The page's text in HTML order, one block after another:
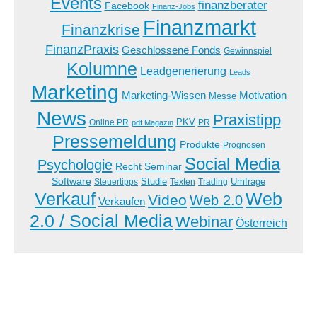
Facebook Finanz-Jobs finanzberater
Finanzkrise Finanzmarkt
FinanzPraxis Geschlossene Fonds Gewinnspiel
Kolumne Leadgenerierung Leads
Marketing Marketing-Wissen Messe Motivation
News Online PR pdf Magazin PKV PR Praxistipp
Pressemeldung Produkte Prognosen
Psychologie Recht Seminar Social Media
Software Steuertipps Studie Texten Trading Umfrage
Verkauf Verkaufen Video Web 2.0Web
2.0 / Social MediaWebinar Österreich